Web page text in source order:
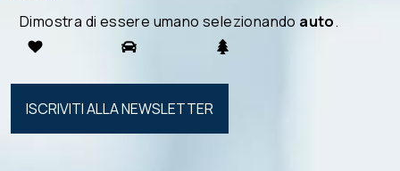
Dimostra di essere umano selezionando auto.
Si prega di
lasciare